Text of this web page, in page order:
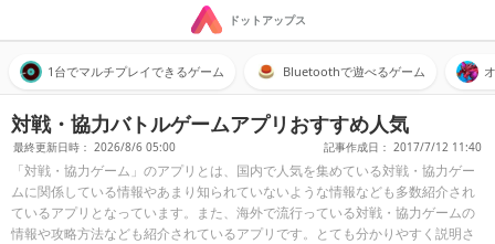
ドットアップス
1台でマルチプレイできるゲーム Bluetoothで遊べるゲーム
対戦・協力バトルゲームアプリおすすめ人気
最終更新日時： 2026/8/6 05:00 記事作成日： 2017/7/12 11:40
「対戦・協力ゲーム」のアプリとは、国内で人気を集めている対戦・協力ゲー
ムに関係している情報やあまり知られていないような情報なども多数紹介され
ているアプリとなっています。また、海外で流行っている対戦・協力ゲームの
情報や攻略方法なども紹介されているアプリです。とても分かりやすく説明さ